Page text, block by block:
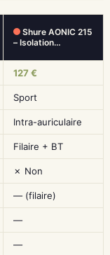
Shure AONIC 215
– Isolation…
127 €
Sport
Intra-auriculaire
Filaire + BT
✗ Non
— (filaire)
—
—